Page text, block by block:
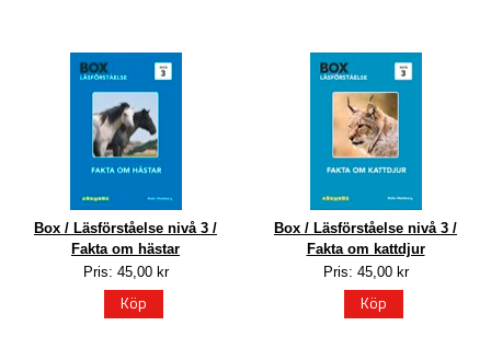
Box / Läsförståelse nivå 3 /
Fakta om hästar
Pris: 45,00 kr
Köp
Box / Läsförståelse nivå 3 /
Fakta om kattdjur
Pris: 45,00 kr
Köp